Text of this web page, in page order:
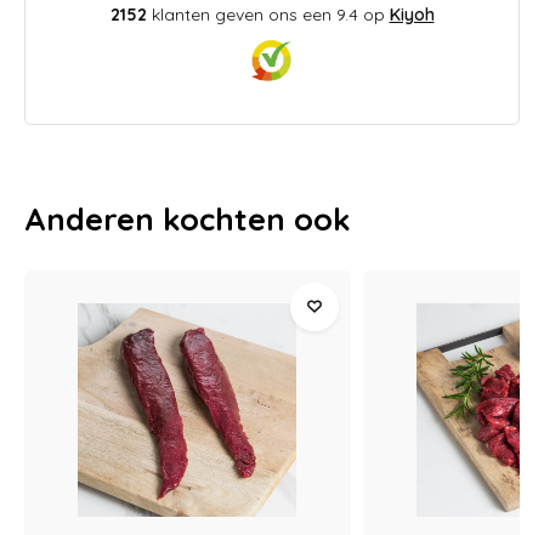
2152 klanten geven ons een 9.4 op Kiyoh
Anderen kochten ook